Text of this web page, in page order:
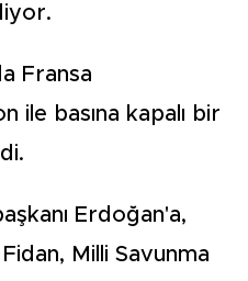
Fransa
ile basına kapalı bir
Erdoğan'a,
Fidan, Milli Savunma